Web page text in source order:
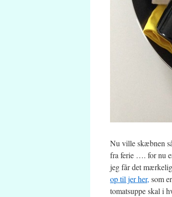
Nu ville skæbnen
fra ferie …. for nu
jeg får det
op til jer her, som
tomatsuppe skal i